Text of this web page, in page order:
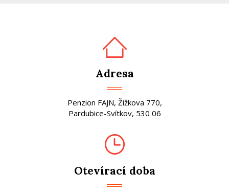
Adresa
Penzion FAJN, Žižkova 770,
Pardubice-Svítkov, 530 06
Otevírací doba